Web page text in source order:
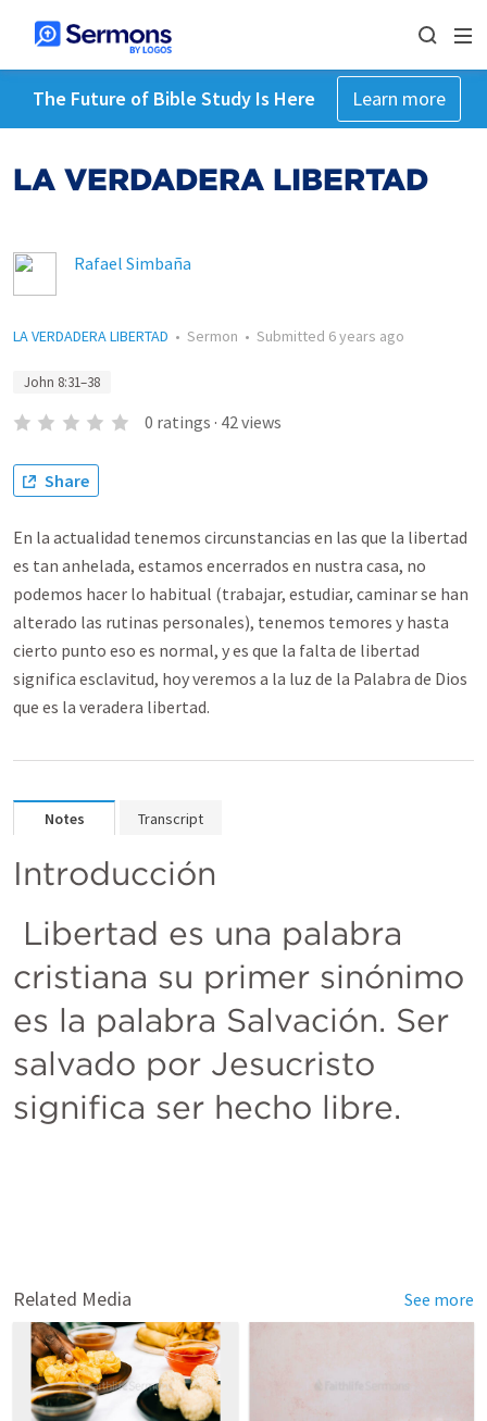
The Future of Bible Study Is Here Learn more
LA VERDADERA LIBERTAD
Rafael Simbaña
LA VERDADERA LIBERTAD • Sermon • Submitted 6 years ago
John 8:31–38
0 ratings · 42views
Share
En la actualidad tenemos circunstancias en las que la libertad
es tan anhelada, estamos encerrados en nustra casa, no
podemos hacer lo habitual (trabajar, estudiar, caminar se han
alterado las rutinas personales), tenemos temores y hasta
cierto punto eso es normal, y es que la falta de libertad
significa esclavitud, hoy veremos a la luz de la Palabra de Dios
que es la veradera libertad.
Notes Transcript
Introducción
cristiana su primer sinónimo
es la palabra Salvación. Ser
salvado por Jesucristo
significa ser hecho libre.
Related Media See more